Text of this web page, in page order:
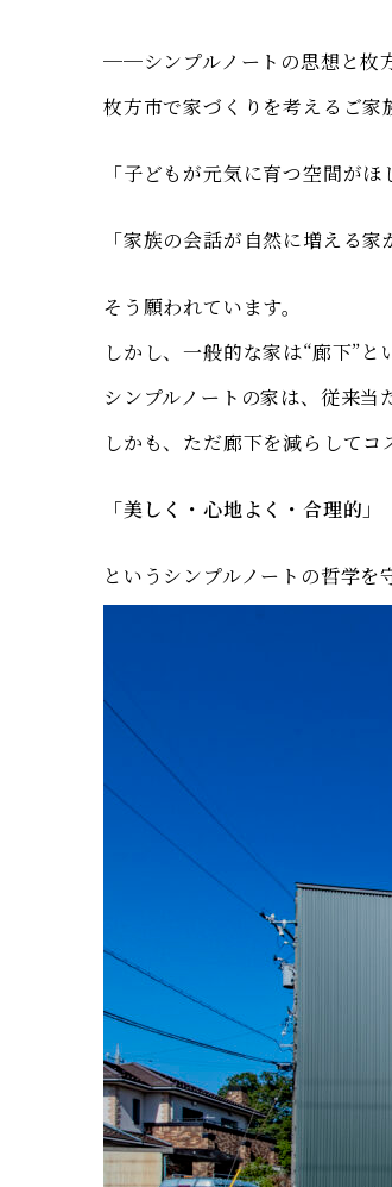
──シンプルノートの思想と枚
枚方市で家づくりを考えるご家
「子どもが元気に育つ空間がほ
「家族の会話が自然に増える家
そう願われています。
しかし、一般的な家は“廊下”
シンプルノートの家は、従来
しかも、ただ廊下を減らしてコ
「美しく・心地よく・合理的」
というシンプルノートの哲学